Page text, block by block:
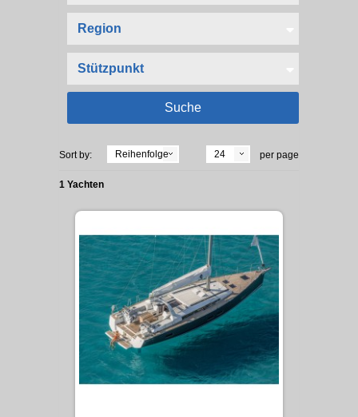
Sort by: Reihenfolge 24 per page
1 Yachten